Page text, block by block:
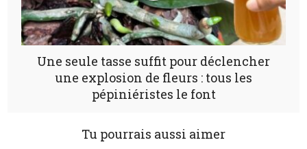
Une seule tasse suffit pour déclencher
une explosion de fleurs : tous les
pépiniéristes le font
Tu pourrais aussi aimer